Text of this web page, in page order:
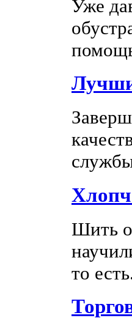
Уже
Шить
то